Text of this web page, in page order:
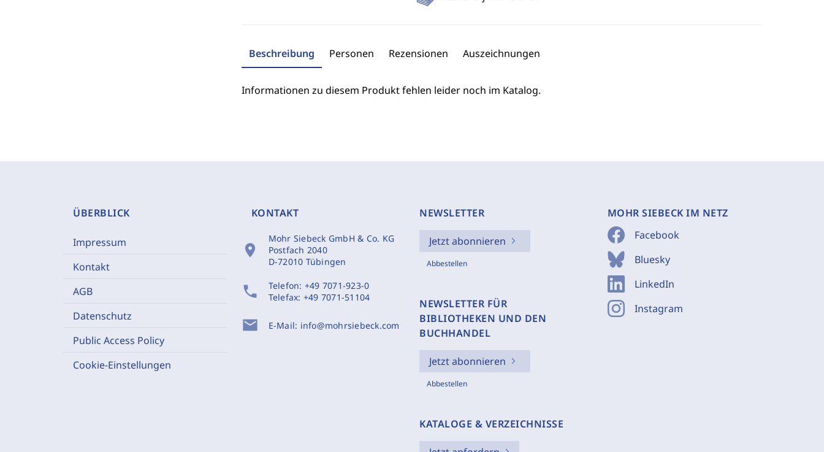
Beschreibung Personen Rezensionen Auszeichnungen
Informationen zu diesem Produkt fehlen leider noch im Katalog.
ÜBERBLICK
Impressum
Kontakt
AGB
Datenschutz
Public Access Policy
Cookie-Einstellungen
KONTAKT
location_on
Mohr Siebeck GmbH & Co. KG
Postfach 2040
D-72010 Tübingen
phone Telefon: +49 7071-923-0
Telefax: +49 7071-51104
mail E-Mail: info@mohrsiebeck.com
NEWSLETTER
Jetzt abonnieren
Abbestellen
NEWSLETTER FÜR
BIBLIOTHEKEN UND DEN
BUCHHANDEL
Jetzt abonnieren
Abbestellen
KATALOGE & VERZEICHNISSE
MOHR SIEBECK IM NETZ
Facebook
Bluesky
LinkedIn
Instagram